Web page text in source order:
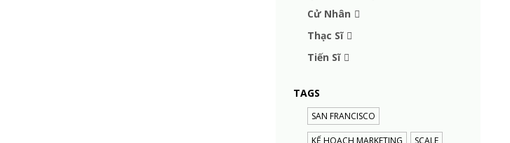
Cử Nhân
Thạc Sĩ
Tiến Sĩ
TAGS
SAN FRANCISCO
KẾ HOẠCH MARKETING SCALE